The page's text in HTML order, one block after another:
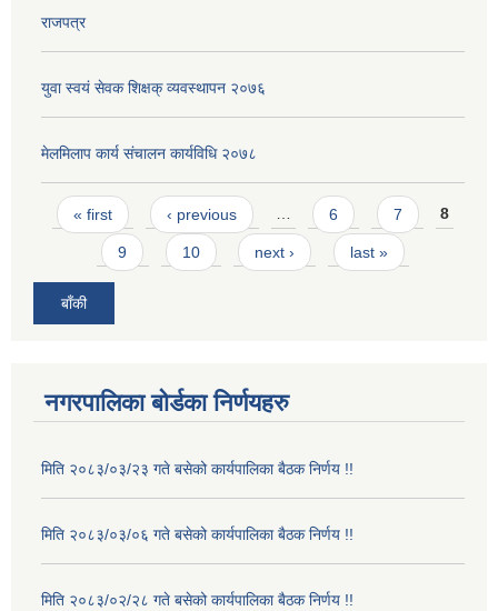
राजपत्र
युवा स्वयं सेवक शिक्षक् व्यवस्थापन २०७६
मेलमिलाप कार्य संचालन कार्यविधि २०७८
Pages
« first ‹ previous … 6 7 8
9 10 next › last »
बाँकी
नगरपालिका बोर्डका निर्णयहरु
मिति २०८३/०३/२३ गते बसेको कार्यपालिका बैठक निर्णय !!
मिति २०८३/०३/०६ गते बसेको कार्यपालिका बैठक निर्णय !!
मिति २०८३/०२/२८ गते बसेको कार्यपालिका बैठक निर्णय !!